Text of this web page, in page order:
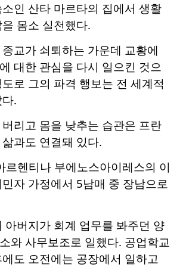
인 산타 마르타의 집에서 생활
몸소 실천했다.
교가 쇠퇴하는 가운데 교황에
대한 관심을 다시 일으킨 것으
로 그의 파격 행보는 전 세계적
.
리고 몸을 낮추는 습관은 프란
과도 연결돼 있다.
르헨티나 부에노스아이레스의 이
자 가정에서 5남매 중 장남으로
아버지가 회계 업무를 봐주던 양
와 사무보조로 일했다. 공업학교
도 오전에는 공장에서 일하고